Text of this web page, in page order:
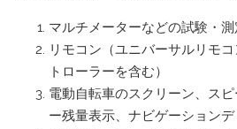
マルチメーターなどの試験・
リモコン（ユニバーサルリモ
トローラーを含む）
電動自転車のスクリーン、ス
ー残量表示、ナビゲーション